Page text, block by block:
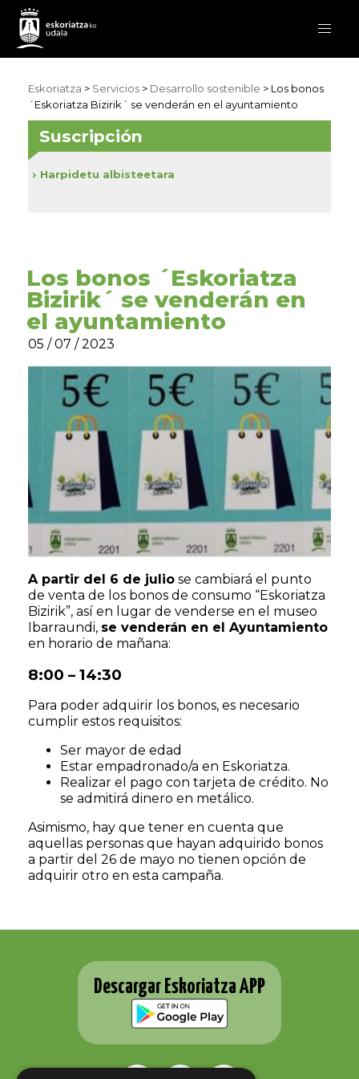
Eskoriatza > Servicios > Desarrollo sostenible > Los bonos
´Eskoriatza Bizirik´ se venderán en el ayuntamiento
Los bonos ´Eskoriatza
Bizirik´ se venderán en
el ayuntamiento
05 / 07 / 2023
A partir del 6 de julio se cambiará el punto
de venta de los bonos de consumo “Eskoriatza
Bizirik”, así en lugar de venderse en el museo
Ibarraundi, se venderán en el Ayuntamiento
en horario de mañana:
8:00 – 14:30
Para poder adquirir los bonos, es necesario
cumplir estos requisitos:
Ser mayor de edad
Estar empadronado/a en Eskoriatza.
Realizar el pago con tarjeta de crédito. No
se admitirá dinero en metálico.
Asimismo, hay que tener en cuenta que
aquellas personas que hayan adquirido bonos
a partir del 26 de mayo no tienen opción de
adquirir otro en esta campaña.
Suscripción
Harpidetu albisteetara
Descargar Eskoriatza APP